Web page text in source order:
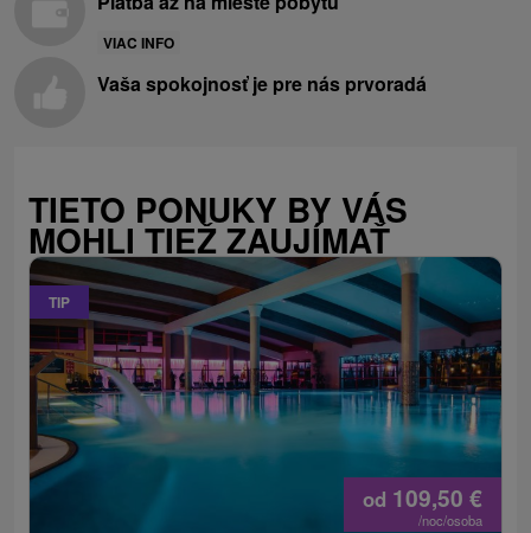
VIAC INFO
Vaša spokojnosť je pre nás prvoradá
TIETO PONUKY BY VÁS
MOHLI TIEŽ ZAUJÍMAŤ
TIP
od 109,50 €
/noc/osoba